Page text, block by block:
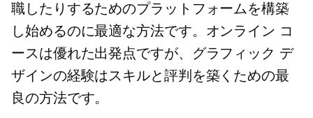
職したりするためのプラットフォームを構築
し始めるのに最適な方法です。オンライン コ
ースは優れた出発点ですが、グラフィック デ
ザインの経験はスキルと評判を築くための最
良の方法です。